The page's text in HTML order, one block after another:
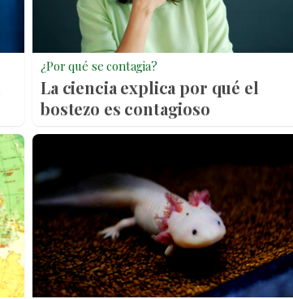
¿Por qué se contagia?
La ciencia explica por qué el
bostezo es contagioso